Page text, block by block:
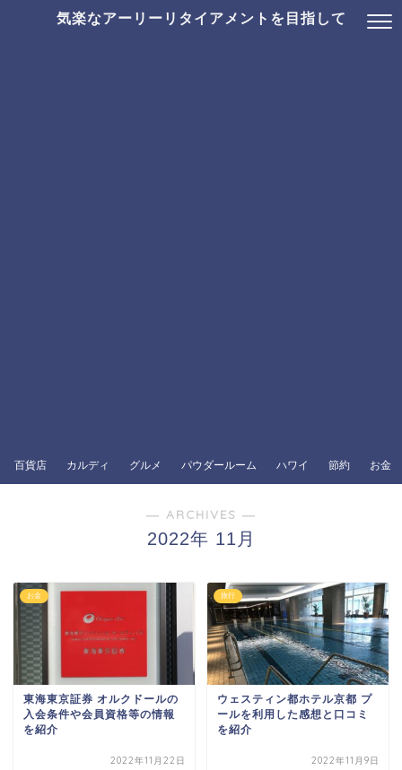
気楽なアーリーリタイアメントを目指して
百貨店 カルディ グルメ パウダールーム ハワイ 節約 お金
― ARCHIVES ―
2022年 11月
お金
東海東京証券 オルクドールの
入会条件や会員資格等の情報
を紹介
2022年11月22日
旅行
ウェスティン都ホテル京都 プ
ールを利用した感想と口コミ
を紹介
2022年11月9日